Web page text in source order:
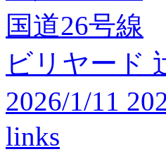
国道26号線
ビリヤード
2026/1/11
links